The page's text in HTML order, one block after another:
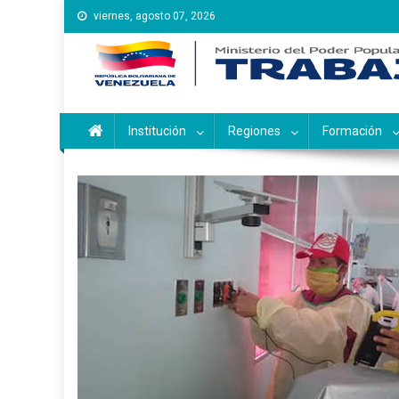
Saltar
al
contenido
viernes, agosto 07, 2026
Instituto Nacional de
Inces
Institución Regiones Formación